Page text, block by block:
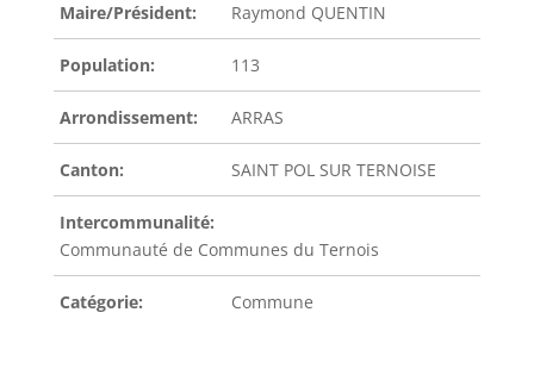
Maire/Président: Raymond QUENTIN
Population: 113
Arrondissement: ARRAS
Canton: SAINT POL SUR TERNOISE
Intercommunalité:
Communauté de Communes du Ternois
Catégorie: Commune